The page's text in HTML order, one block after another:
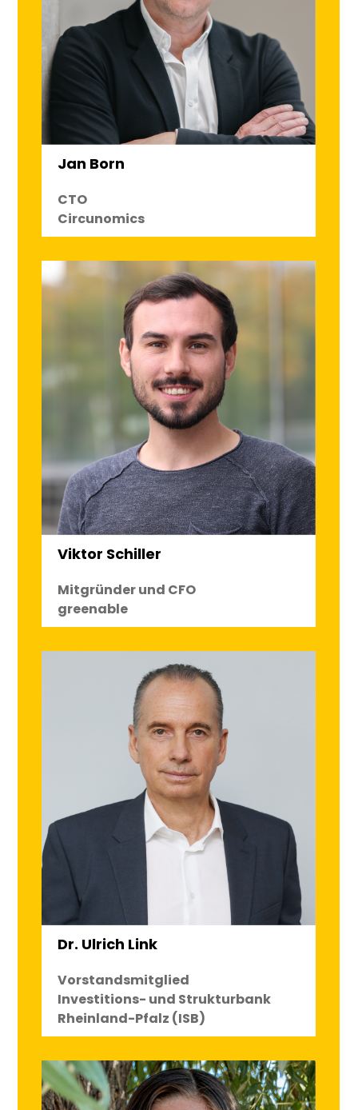
Jan Born
CTO
Circunomics
Viktor Schiller
Mitgründer und CFO
greenable
Dr. Ulrich Link
Vorstandsmitglied
Investitions- und Strukturbank
Rheinland-Pfalz (ISB)